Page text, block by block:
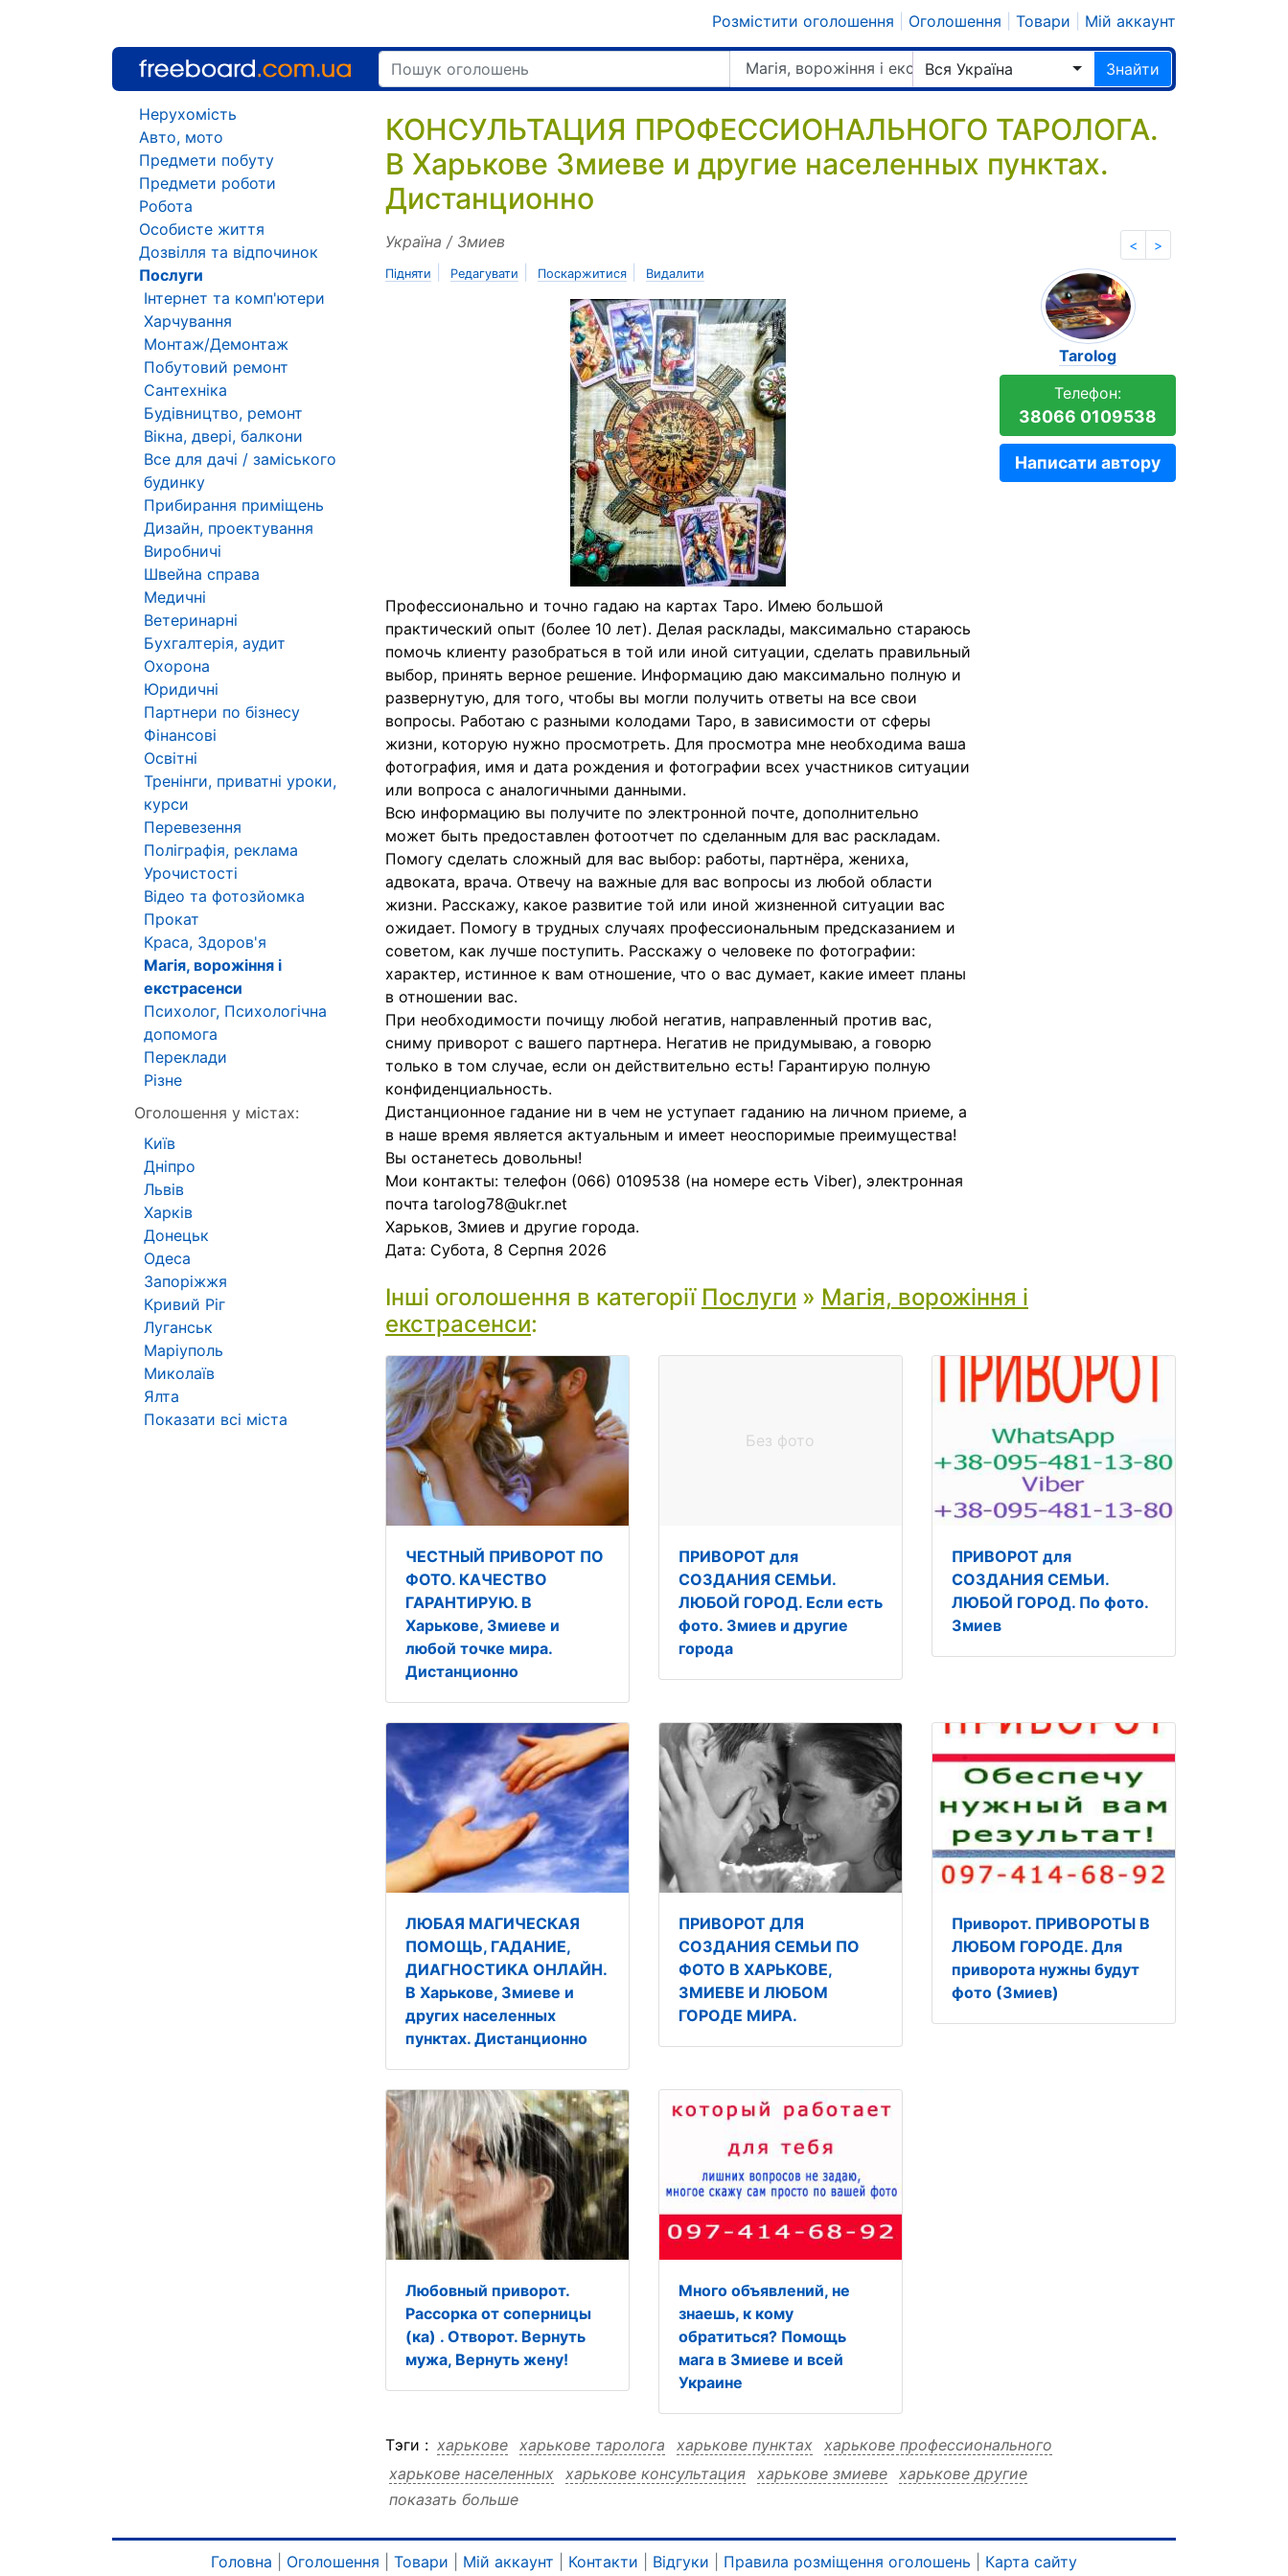
Розмістити оголошення Оголошення Товари Мій аккаунт
Магія, ворожіння і екстрасенси
Вся Україна Знайти
КОНСУЛЬТАЦИЯ ПРОФЕССИОНАЛЬНОГО ТАРОЛОГА.
В Харькове Змиеве и другие населенных пунктах.
Дистанционно
< >
Україна / Змиев
Підняти Редагувати Поскаржитися Видалити
Профессионально и точно гадаю на картах Таро. Имею большой
практический опыт (более 10 лет). Делая расклады, максимально стараюсь
помочь клиенту разобраться в той или иной ситуации, сделать правильный
выбор, принять верное решение. Информацию даю максимально полную и
развернутую, для того, чтобы вы могли получить ответы на все свои
вопросы. Работаю с разными колодами Таро, в зависимости от сферы
жизни, которую нужно просмотреть. Для просмотра мне необходима ваша
фотография, имя и дата рождения и фотографии всех участников ситуации
или вопроса с аналогичными данными.
Всю информацию вы получите по электронной почте, дополнительно
может быть предоставлен фотоотчет по сделанным для вас раскладам.
Помогу сделать сложный для вас выбор: работы, партнёра, жениха,
адвоката, врача. Отвечу на важные для вас вопросы из любой области
жизни. Расскажу, какое развитие той или иной жизненной ситуации вас
ожидает. Помогу в трудных случаях профессиональным предсказанием и
советом, как лучше поступить. Расскажу о человеке по фотографии:
характер, истинное к вам отношение, что о вас думает, какие имеет планы
в отношении вас.
При необходимости почищу любой негатив, направленный против вас,
сниму приворот с вашего партнера. Негатив не придумываю, а говорю
только в том случае, если он действительно есть! Гарантирую полную
конфиденциальность.
Дистанционное гадание ни в чем не уступает гаданию на личном приеме, а
в наше время является актуальным и имеет неоспоримые преимущества!
Вы останетесь довольны!
Мои контакты: телефон (066) 0109538 (на номере есть Viber), электронная
почта tarolog78@ukr.net
Харьков, Змиев и другие города.
Дата: Субота, 8 Серпня 2026
Tarolog
Телефон:
38066 0109538
Написати автору
Інші оголошення в категорії Послуги » Магія, ворожіння і
екстрасенси:
ЧЕСТНЫЙ ПРИВОРОТ ПО
ФОТО. КАЧЕСТВО
ГАРАНТИРУЮ. В
Харькове, Змиеве и
любой точке мира.
Дистанционно
Без фото
ПРИВОРОТ для
СОЗДАНИЯ СЕМЬИ.
ЛЮБОЙ ГОРОД. Если есть
фото. Змиев и другие
города
ПРИВОРОТ для
СОЗДАНИЯ СЕМЬИ.
ЛЮБОЙ ГОРОД. По фото.
Змиев
ЛЮБАЯ МАГИЧЕСКАЯ
ПОМОЩЬ, ГАДАНИЕ,
ДИАГНОСТИКА ОНЛАЙН.
В Харькове, Змиеве и
других населенных
пунктах. Дистанционно
ПРИВОРОТ ДЛЯ
СОЗДАНИЯ СЕМЬИ ПО
ФОТО В ХАРЬКОВЕ,
ЗМИЕВЕ И ЛЮБОМ
ГОРОДЕ МИРА.
Приворот. ПРИВОРОТЫ В
ЛЮБОМ ГОРОДЕ. Для
приворота нужны будут
фото (Змиев)
Любовный приворот.
Рассорка от соперницы
(ка) . Отворот. Вернуть
мужа, Вернуть жену!
Много объявлений, не
знаешь, к кому
обратиться? Помощь
мага в Змиеве и всей
Украине
Тэги : харькове харькове таролога харькове пунктах харькове профессионального
харькове населенных харькове консультация харькове змиеве харькове другие
харькове дистанционно
харькове дистанционно консультация харькове дистанционно змиеве
показать больше
Нерухомість
Авто, мото
Предмети побуту
Предмети роботи
Робота
Особисте життя
Дозвілля та відпочинок
Послуги
Інтернет та комп'ютери
Харчування
Монтаж/Демонтаж
Побутовий ремонт
Сантехніка
Будівництво, ремонт
Вікна, двері, балкони
Все для дачі / заміського
будинку
Прибирання приміщень
Дизайн, проектування
Виробничі
Швейна справа
Медичні
Ветеринарні
Бухгалтерія, аудит
Охорона
Юридичні
Партнери по бізнесу
Фінансові
Освітні
Тренінги, приватні уроки,
курси
Перевезення
Поліграфія, реклама
Урочистості
Відео та фотозйомка
Прокат
Краса, Здоров'я
Магія, ворожіння і
екстрасенси
Психолог, Психологічна
допомога
Переклади
Різне
Оголошення у містах:
Київ
Дніпро
Львів
Харків
Донецьк
Одеса
Запоріжжя
Кривий Ріг
Луганськ
Маріуполь
Миколаїв
Ялта
Показати всі міста
Головна Оголошення Товари Мій аккаунт Контакти Відгуки Правила розміщення оголошень Карта сайту